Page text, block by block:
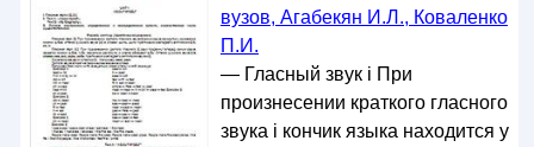
вузов, Агабекян И.Л., Коваленко
П.И.
— Гласный звук i При
произнесении краткого гласного
звука i кончик языка находится у